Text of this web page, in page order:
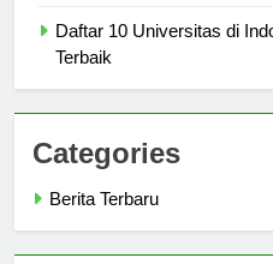
Daftar 10 Universitas di
Categories